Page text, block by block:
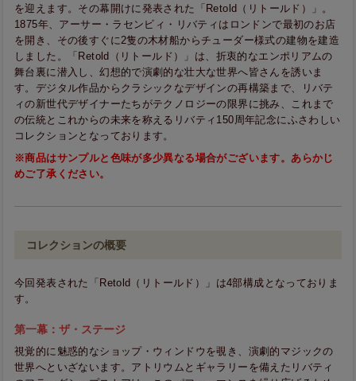
を迎えます。その幕開けに発表された「Retold（リトールド）」。
1875年、アーサー・ラセンビィ・リバティはロンドンで最初のお店
を開き、その後すぐに2隻の木材船からチューダー様式の建物を建造
しました。「Retold（リトールド）」は、折衷的なエンポリアムの
舞台裏に潜入し、幻想的で演劇的な壮大な世界へ皆さんを誘いま
す。デジタル作品からクラシックなデザインの再構築まで、リバテ
ィの新世代デザイナーたちがテクノロジーの限界に挑み、これまで
の伝統とこれからの未来を称えるリバティ150周年記念にふさわしい
コレクションとなっております。
※商品はサンプルと色味が多少異なる場合がございます。あらかじ
めご了承ください。
コレクションの概要
今回発表された「Retold（リトールド）」は4部構成となっておりま
す。
第一幕：ザ・ステージ
視覚的に魅惑的なショップ・ウィンドウを覗き、演劇的マジックの
世界へといざないます。アトリウムとギャラリーを備えたリバティ